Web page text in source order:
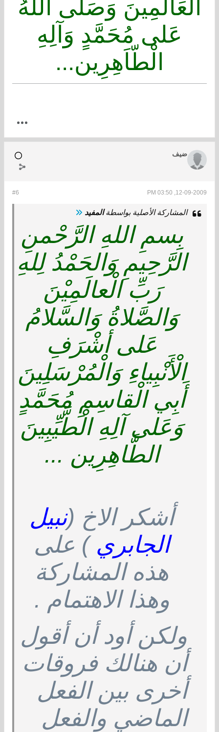
الْعَالَمِينَ وَصَلَّى اللهُ
عَلى مُحَمَّدٍ وَآلِهِ
الْطّاَهِرِين...
ضيف
#6 12-09-2009, 03:50 PM
المشاركة الأصلية بواسطةالمفيد
بِسمِ اللهِ الرَّحْمنِ
الرَّحِيمِ وَالحَمْدُ لِلهِ
رَبِّ الْعالَمِيْنَ
وَالصَّلاةُ وَالسَّلامُ
عَلى أشْرَفِ
الْأَنْبِياءِ وَالْمُرْسَلِينَ
أَبِي الْقاسِمِ مُحَمَّدٍ
وَعَلى آلِهِ الْطَّيِّبِينَ
الطَّاهِرِين ...
أشكر الاخ (نبيل
الجابري ) على
هذه المشاركة
وهذا الاهتمام .
ولكن أود أن أقول
أن هنالك فروقات
أخرى بين الفعل
الماضي والفعل